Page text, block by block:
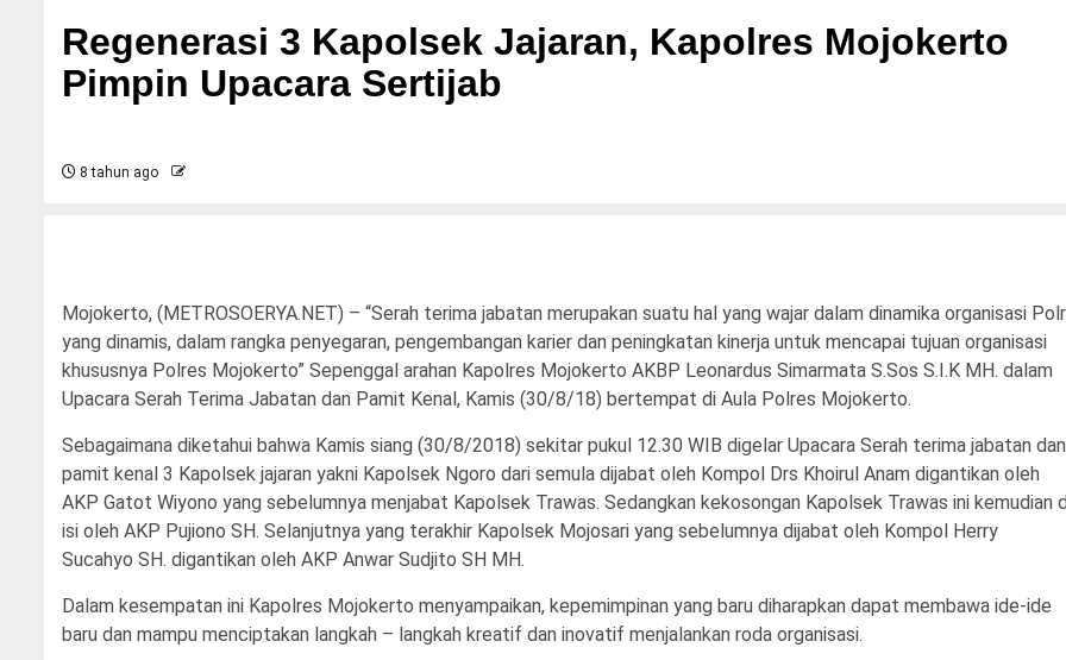
Regenerasi 3 Kapolsek Jajaran, Kapolres Mojokerto
Pimpin Upacara Sertijab
8 tahun ago
Mojokerto, (METROSOERYA.NET) – “Serah terima jabatan merupakan suatu hal yang wajar dalam dinamika organisasi
yang dinamis, dalam rangka penyegaran, pengembangan karier dan peningkatan kinerja untuk mencapai tujuan organisasi
khususnya Polres Mojokerto” Sepenggal arahan Kapolres Mojokerto AKBP Leonardus Simarmata S.Sos S.I.K MH. dalam
Upacara Serah Terima Jabatan dan Pamit Kenal, Kamis (30/8/18) bertempat di Aula Polres Mojokerto.
Sebagaimana diketahui bahwa Kamis siang (30/8/2018) sekitar pukul 12.30 WIB digelar Upacara Serah terima jabatan dan
pamit kenal 3 Kapolsek jajaran yakni Kapolsek Ngoro dari semula dijabat oleh Kompol Drs Khoirul Anam digantikan oleh
AKP Gatot Wiyono yang sebelumnya menjabat Kapolsek Trawas. Sedangkan kekosongan Kapolsek Trawas ini kemudian
isi oleh AKP Pujiono SH. Selanjutnya yang terakhir Kapolsek Mojosari yang sebelumnya dijabat oleh Kompol Herry
Sucahyo SH. digantikan oleh AKP Anwar Sudjito SH MH.
Dalam kesempatan ini Kapolres Mojokerto menyampaikan, kepemimpinan yang baru diharapkan dapat membawa ide-ide
baru dan mampu menciptakan langkah – langkah kreatif dan inovatif menjalankan roda organisasi.